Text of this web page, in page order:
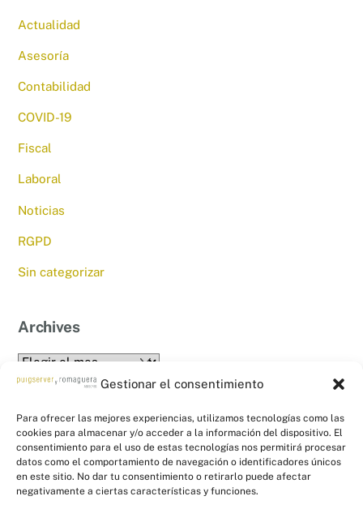
Gestionar el consentimiento
Para ofrecer las mejores experiencias, utilizamos tecnologías como las
cookies para almacenar y/o acceder a la información del dispositivo. El
consentimiento para el uso de estas tecnologías nos permitirá procesar
datos como el comportamiento de navegación o identificadores únicos
en este sitio. No dar tu consentimiento o retirarlo puede afectar
negativamente a ciertas características y funciones.
Actualidad
Asesoría
Contabilidad
COVID-19
Fiscal
Laboral
Noticias
RGPD
Sin categorizar
Archives
Archives
Back
PYR Asesores - Asesoría Fiscal, Contable